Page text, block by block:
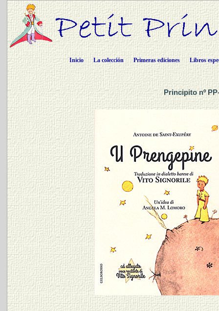
Inicio La colección Primeras ediciones Libros
Principito nº